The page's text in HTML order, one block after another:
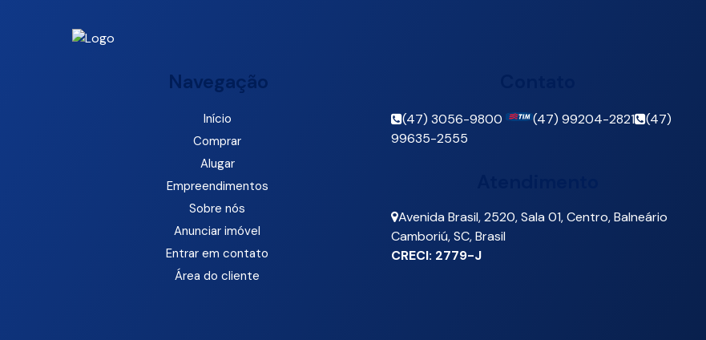
Navegação
Início
Comprar
Alugar
Empreendimentos
Sobre nós
Anunciar imóvel
Entrar em contato
Área do cliente
(47) 3056-9800 (47) 99204-2821
(47)
99635-2555
Avenida Brasil,2520,Sala 01,Centro,Balneário
Camboriú,SC,Brasil
CRECI: 2779-J